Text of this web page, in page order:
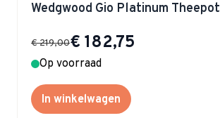
Wedgwood Gio Platinum Theepot
Special Price
€ 182,75
€ 219,00
Op voorraad
In winkelwagen